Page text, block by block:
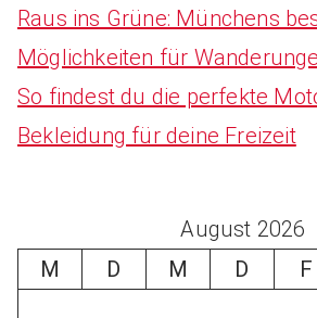
Raus ins Grüne: Münchens
Möglichkeiten für
So findest du die perfekte
Bekleidung für deine Freizeit
August 2026
M
D M D F